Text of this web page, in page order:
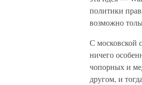
политики
возможно
С московской
ничего
чопорных и
другом, и